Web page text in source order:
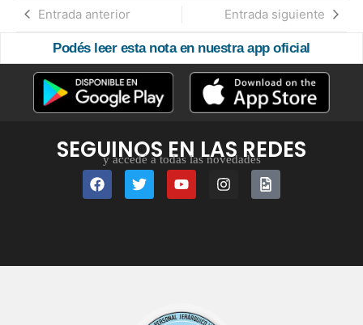
Entrada anterior Entrada siguiente
Podés leer esta nota en nuestra app oficial
SEGUINOS EN LAS REDES
y accedé a todas las novedades